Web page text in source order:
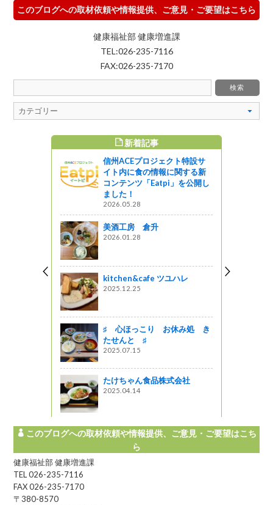
このブログへの取材依頼や情報提供、ご意見・ご要望はこちら
健康福祉部 健康増進課
TEL:026-235-7116
FAX:026-235-7170
新着記事
信州ACEプロジェクト特設サ
イト内に食の情報に関する新
コンテンツ「Eatpi」を公開し
ました！
2026.05.28
美酒工房 倉升
2026.01.28
kitchen&cafe ツユハレ
2025.12.25
♯ 心ほっこり お休み処 き
たせんと ♯
2025.07.15
たけちゃん食品株式会社
2025.04.14
このブログへの取材依頼や情報提供、ご意見・ご要望はこち
ら
健康福祉部 健康増進課
TEL 026-235-7116
FAX 026-235-7170
〒380-8570